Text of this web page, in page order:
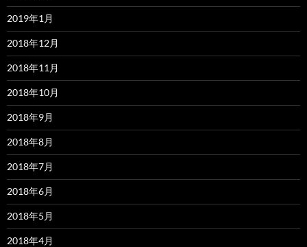
2019年1月
2018年12月
2018年11月
2018年10月
2018年9月
2018年8月
2018年7月
2018年6月
2018年5月
2018年4月